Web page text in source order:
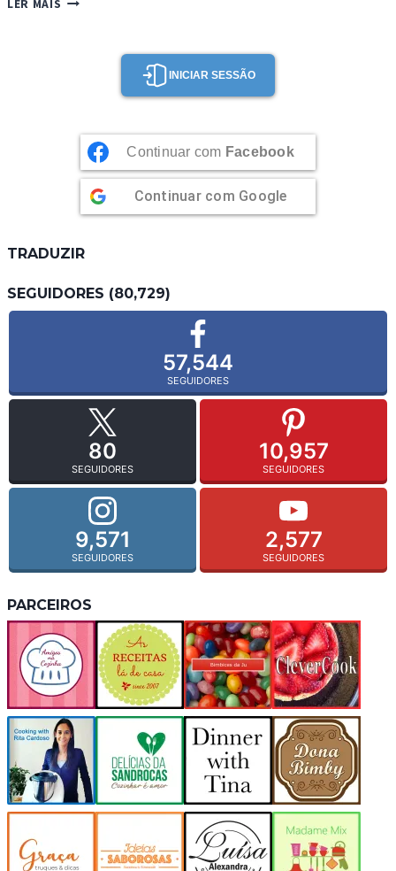
LER MAIS
INICIAR SESSÃO
Continuar com Facebook
Continuar com Google
TRADUZIR
SEGUIDORES (80,729)
57,544
SEGUIDORES
80
SEGUIDORES
10,957
SEGUIDORES
9,571
SEGUIDORES
2,577
SEGUIDORES
PARCEIROS